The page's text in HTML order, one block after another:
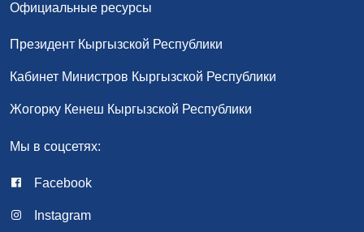
Официальные ресурсы
Президент Кыргызской Республики
Кабинет Министров Кыргызской Республики
Жогорку Кенеш Кыргызской Республики
Мы в соцсетях:
Facebook
Instagram